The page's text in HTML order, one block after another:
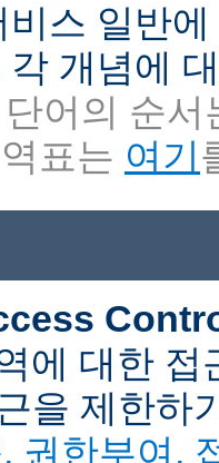
스 일반
개념에
어의 순
표는 여기
에 대한
을 제한하
권한부여,